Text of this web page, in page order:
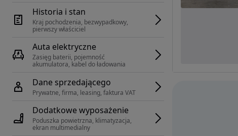
Historia i stan
Kraj pochodzenia, bezwypadkowy,
pierwszy właściciel
Auta elektryczne
Zasięg baterii, pojemność
akumulatora, kabel do ładowania
Dane sprzedającego
Prywatne, firma, leasing, faktura VAT
Dodatkowe wyposażenie
Poduszka powietrzna, klimatyzacja,
ekran multimedialny